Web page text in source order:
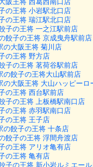
の王将 小岩駅北口店
の王将 瑞江駅北口店
子の王将 一之江駅前店
餃子の王将 京成曳舟駅前店
の大阪王将 菊川店
の王将 野方店
子の王将 茗荷谷駅前店
の餃子の王将大山駅前店
の大阪王将 大山ハッピーロ
の王将 西台駅前店
子の王将 上板橋駅南口店
の王将 赤羽駅南口店
の王将 王子店
の餃子の王将 十条店
餃子の王将 浮間舟渡店
の王将 アリオ亀有店
の王将 亀有店
子の王将 新小岩ルミエー